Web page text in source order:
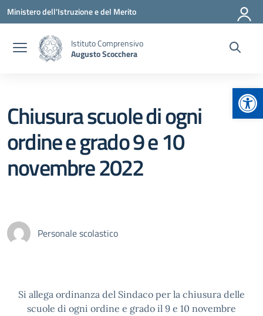
Vai ai contenuti
Vai al menu di navigazione
Vai al footer
Ministero dell'Istruzione e del Merito
Istituto Comprensivo
Augusto Scocchera
Chiusura scuole di ogni
ordine e grado 9 e 10
novembre 2022
Personale scolastico
Si allega ordinanza del Sindaco per la chiusura delle
scuole di ogni ordine e grado il 9 e 10 novembre